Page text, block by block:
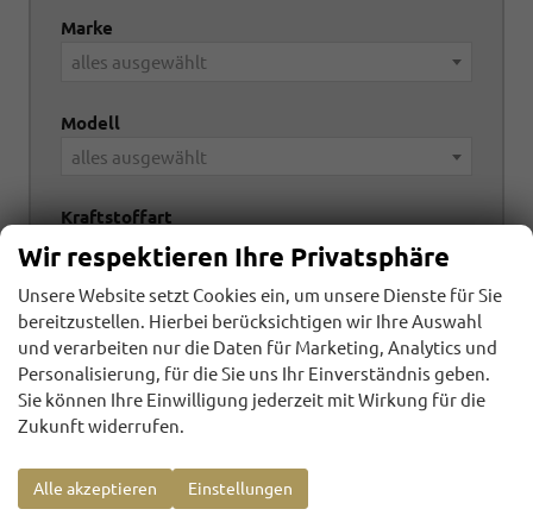
Marke
alles ausgewählt
Modell
alles ausgewählt
Kraftstoffart
alles ausgewählt
Getriebeart
alles ausgewählt
24
zurücksetzen
Wir respektieren Ihre Privatsphäre
Unsere Website setzt Cookies ein, um unsere Dienste für Sie
bereitzustellen. Hierbei berücksichtigen wir Ihre Auswahl
und verarbeiten nur die Daten für Marketing, Analytics und
Personalisierung, für die Sie uns Ihr Einverständnis geben.
Sie können Ihre Einwilligung jederzeit mit Wirkung für die
Zukunft widerrufen.
Alle akzeptieren Einstellungen